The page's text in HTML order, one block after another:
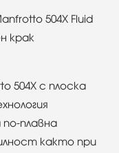
504X Fluid
крак
504X с плоска
по-плавна
както при